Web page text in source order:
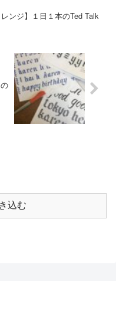
レンジ】１日１本のTed Talk
込む